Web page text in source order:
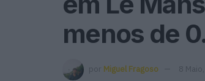
menos de
por Miguel Fragoso 8